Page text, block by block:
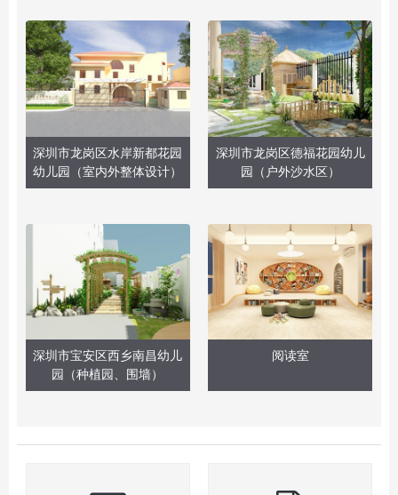
深圳市龙岗区水岸新都花园
幼儿园（室内外整体设计）
深圳市龙岗区德福花园幼儿
园（户外沙水区）
深圳市宝安区西乡南昌幼儿
园（种植园、围墙）
阅读室